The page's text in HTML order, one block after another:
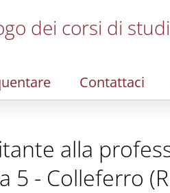
dei corsi di
Contattaci
alla
5 - Colleferro